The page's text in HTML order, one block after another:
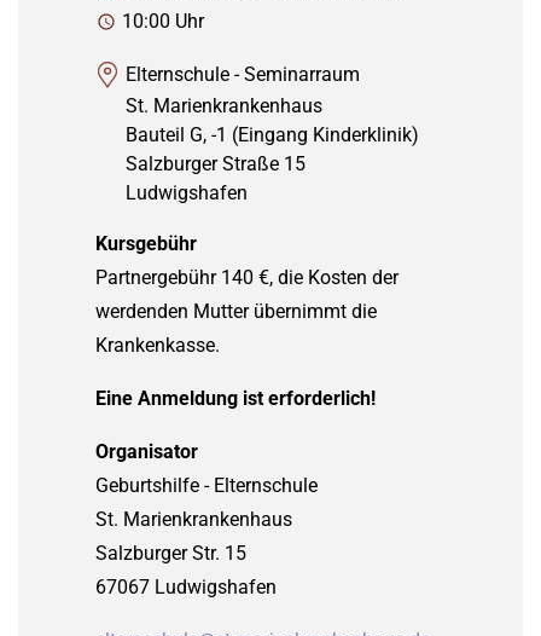
10:00 Uhr
Elternschule - Seminarraum
St. Marienkrankenhaus
Bauteil G, -1 (Eingang Kinderklinik)
Salzburger Straße 15
Ludwigshafen
Kursgebühr
Partnergebühr 140 €, die Kosten der
werdenden Mutter übernimmt die
Krankenkasse.
Eine Anmeldung ist erforderlich!
Organisator
Geburtshilfe - Elternschule
St. Marienkrankenhaus
Salzburger Str. 15
67067 Ludwigshafen